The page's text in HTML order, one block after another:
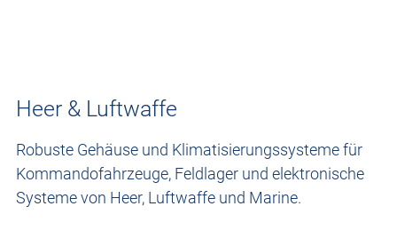
Heer & Luftwaffe
Robuste Gehäuse und Klimatisierungssysteme für
Kommandofahrzeuge, Feldlager und elektronische
Systeme von Heer, Luftwaffe und Marine.